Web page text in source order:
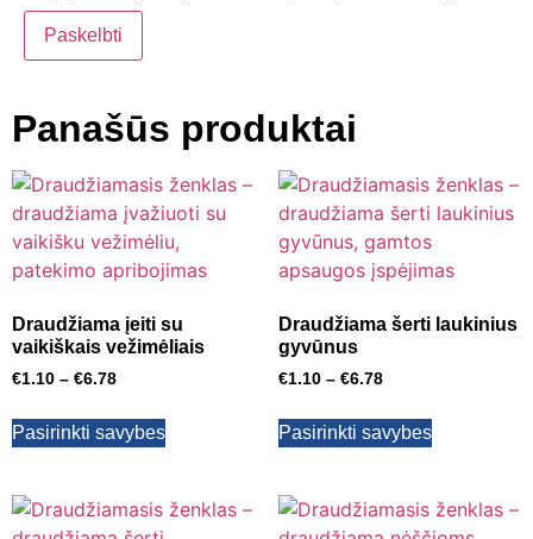
Panašūs produktai
Draudžiama įeiti su
vaikiškais vežimėliais
€1.10 – €6.78
Pasirinkti savybes
Draudžiama šerti laukinius
gyvūnus
€1.10 – €6.78
Pasirinkti savybes